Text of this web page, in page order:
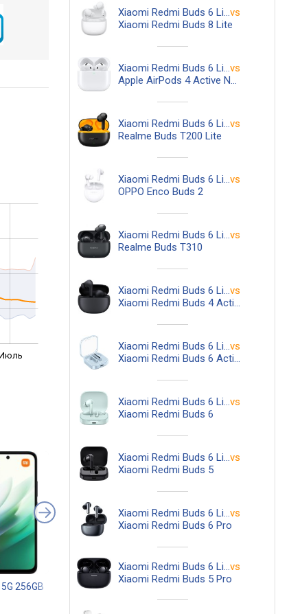
256GB Xiaomi Redmi Buds 8 Pro
Xiaomi Redmi Buds 6 Litevs
Xiaomi Redmi Buds 8 Lite
Xiaomi Redmi Buds 6 Litevs
Apple AirPods 4 Active Noise Cancellation
Xiaomi Redmi Buds 6 Litevs
Realme Buds T200 Lite
Xiaomi Redmi Buds 6 Litevs
OPPO Enco Buds 2
Xiaomi Redmi Buds 6 Litevs
Realme Buds T310
Xiaomi Redmi Buds 6 Litevs
Xiaomi Redmi Buds 4 Active
Xiaomi Redmi Buds 6 Litevs
Xiaomi Redmi Buds 6 Active
Xiaomi Redmi Buds 6 Litevs
Xiaomi Redmi Buds 6
Xiaomi Redmi Buds 6 Litevs
Xiaomi Redmi Buds 5
Xiaomi Redmi Buds 6 Litevs
Xiaomi Redmi Buds 6 Pro
Xiaomi Redmi Buds 6 Litevs
Xiaomi Redmi Buds 5 Pro